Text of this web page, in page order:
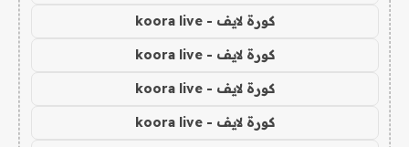
كورة لايف - koora live
كورة لايف - koora live
كورة لايف - koora live
كورة لايف - koora live